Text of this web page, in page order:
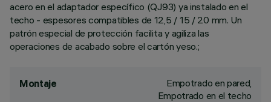
acero en el adaptador específico (QJ93) ya instalado en el
techo - espesores compatibles de 12,5 / 15 / 20 mm. Un
patrón especial de protección facilita y agiliza las
operaciones de acabado sobre el cartón yeso.;
Montaje
Empotrado en pared,
Empotrado en el techo